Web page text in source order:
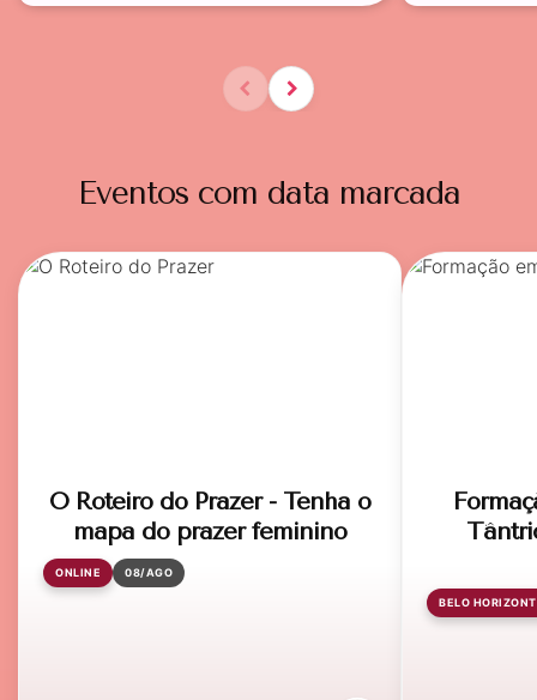
Eventos com data marcada
O Roteiro do Prazer - Tenha o
mapa do prazer feminino
ONLINE 08/AGO
BELO